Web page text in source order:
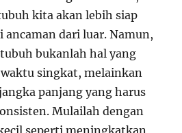
kita akan lebih siap
ancaman dari luar. Namun,
bukanlah hal yang
singkat, melainkan
panjang yang harus
Mulailah dengan
seperti meningkatkan